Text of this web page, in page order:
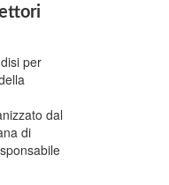
per
dal
di